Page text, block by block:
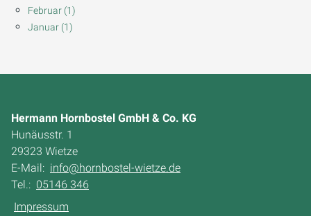
Februar (1)
Januar (1)
Hermann Hornbostel GmbH & Co. KG
Hunäusstr. 1
29323 Wietze
E-Mail: info@hornbostel-wietze.de
Tel.: 05146 346
Impressum